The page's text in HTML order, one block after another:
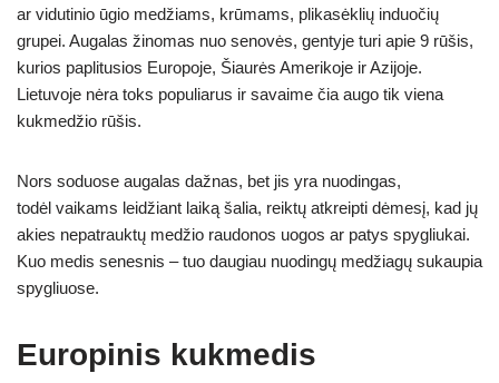
ar vidutinio ūgio medžiams, krūmams, plikasėklių induočių
grupei. Augalas žinomas nuo senovės, gentyje turi apie 9 rūšis,
kurios paplitusios Europoje, Šiaurės Amerikoje ir Azijoje.
Lietuvoje nėra toks populiarus ir savaime čia augo tik viena
kukmedžio rūšis.
Nors soduose augalas dažnas, bet jis yra nuodingas,
todėl vaikams leidžiant laiką šalia, reiktų atkreipti dėmesį, kad jų
akies nepatrauktų medžio raudonos uogos ar patys spygliukai.
Kuo medis senesnis – tuo daugiau nuodingų medžiagų sukaupia
spygliuose.
Europinis kukmedis